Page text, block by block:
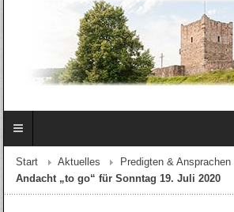
Start Aktuelles
Predigten & Ansprachen
Andacht „to go“ für Sonntag 19. Juli 2020